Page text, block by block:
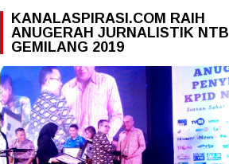
KANALASPIRASI.COM RAIH
ANUGERAH JURNALISTIK NTB
GEMILANG 2019